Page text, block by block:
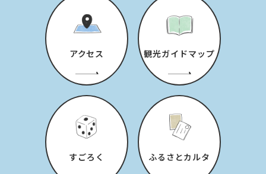
アクセス 観光ガイドマップ
すごろく ふるさとカルタ